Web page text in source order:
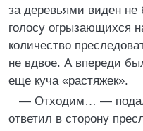
за деревьями виден
голосу огрызающихся
количество
не вдвое. А впереди
еще куча «растяжек».
— Отходим… —
ответил в сторону